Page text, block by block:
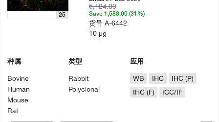
25
种属
Bovine
Human
Mouse
Rat
类型
Rabbit
Polyclonal
应用
WB
IHC
IHC (P)
IHC (F)
ICC/IF
5,124.00
Save 1,588.00 (31%)
货号A-6442
10 µg